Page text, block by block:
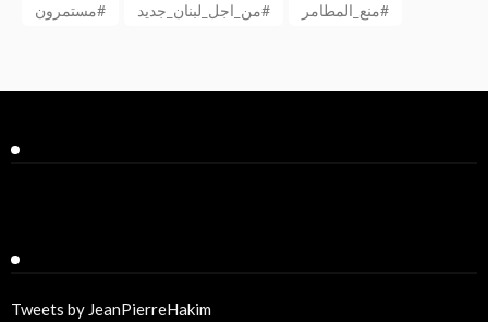
مستمرون#
من_اجل_لبنان_جديد# منع_المطامر#
Tweets by JeanPierreHakim